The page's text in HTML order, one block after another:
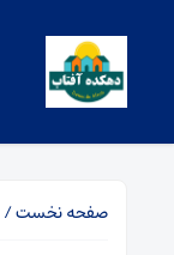
صفحه نخست/